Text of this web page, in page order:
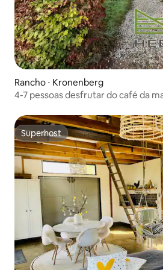
Rancho ⋅ Kronenberg
4-7 pessoas desfrutar do café da
Superhost
Superhost